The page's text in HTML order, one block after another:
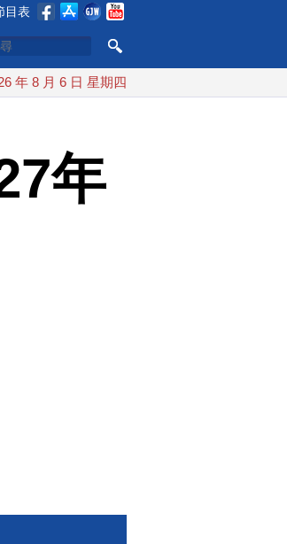
目表
烏克蘭貨機旁驚現炸彈無人機 德國機場緊急拆彈
年 8 月 6 日 星期四
年